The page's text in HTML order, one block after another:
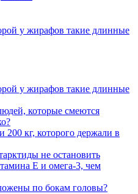
у жирафов такие длинные
у жирафов такие длинные
которые смеются
кг, которого держали в
не остановить
Е и омега-3, чем
по бокам головы?